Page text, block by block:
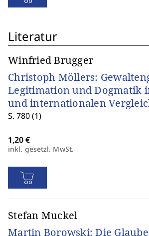
Literatur
Winfried Brugger
Christoph Möllers:
Legitimation und Dogmatik
und internationalen
S. 780 (1)
inkl. gesetzl. MwSt.
Stefan Muckel
Martin Borowski: Die